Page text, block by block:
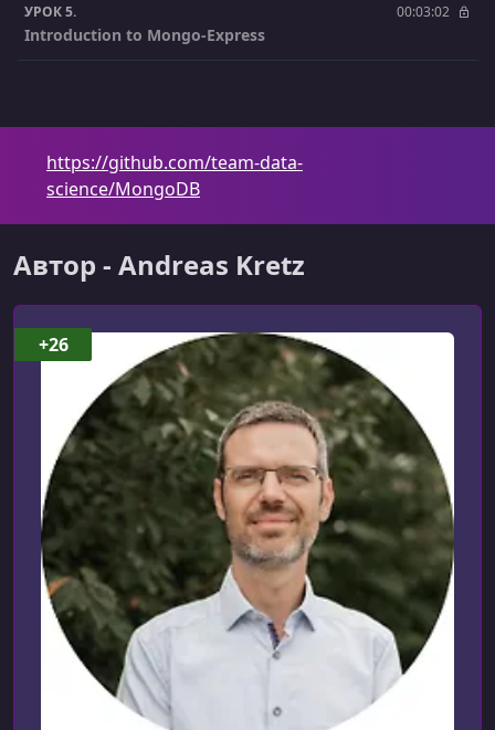
УРОК 5. 00:03:02
Introduction to Mongo-Express
MongoDB Schema Design
Installing pymongo
УРОК 10.
Write Documents
УРОК 11. 00:02:16
Read Documents
УРОК 12. 00:05:01
Update Documents
УРОК 13. 00:01:48
Delete Documents
УРОК 14. 00:08:04
Working With Sub-Documents
Working with Arrays of Sub-Documents
https://github.com/team-data-
science/MongoDB
Автор - Andreas Kretz
+26